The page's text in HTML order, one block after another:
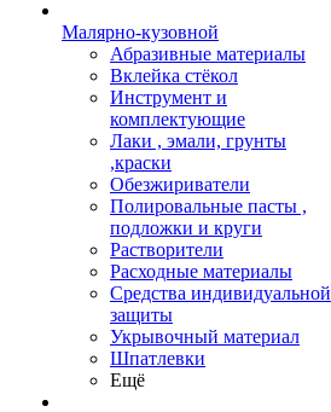
Малярно-кузовной
Абразивные материалы
Вклейка стёкол
Инструмент и
комплектующие
Лаки , эмали, грунты
,краски
Обезжириватели
Полировальные пасты ,
подложки и круги
Растворители
Расходные материалы
Средства индивидуальной
защиты
Укрывочный материал
Шпатлевки
Ещё